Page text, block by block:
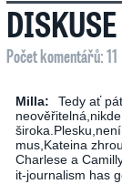
Počet komentářů: 11
Milla:
Tedy ať
mus,Ka­teina
Charlese a
it-journalism has